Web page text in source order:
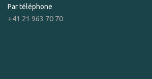
Par téléphone
+41 21 963 70 70